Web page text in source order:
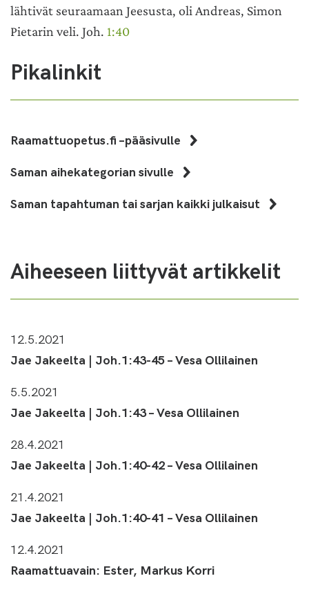
lähtivät seuraamaan Jeesusta, oli Andreas, Simon
Pietarin veli. Joh. 1:40
Pikalinkit
Raamattuopetus.fi –pääsivulle
Saman aihekategorian sivulle
Saman tapahtuman tai sarjan kaikki julkaisut
Aiheeseen liittyvät artikkelit
12.5.2021
Jae Jakeelta | Joh.1:43-45 – Vesa Ollilainen
5.5.2021
Jae Jakeelta | Joh.1:43 – Vesa Ollilainen
28.4.2021
Jae Jakeelta | Joh.1:40-42 – Vesa Ollilainen
21.4.2021
Jae Jakeelta | Joh.1:40-41 – Vesa Ollilainen
12.4.2021
Raamattuavain: Ester, Markus Korri